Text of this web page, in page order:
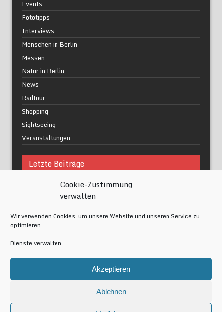
Cookie-Zustimmung
verwalten
Wir verwenden Cookies, um unsere Website und unseren Service zu
optimieren.
Dienste verwalten
Akzeptieren
Ablehnen
Events
Fototipps
Interviews
Menschen in Berlin
Messen
Natur in Berlin
News
Radtour
Shopping
Sightseeing
Veranstaltungen
Letzte Beiträge
Was macht urbane Lebensqualität wirklich aus?
Grüne Oasen in Berlin
Festival of Lights Berlin 2024
Gesund schlafen im modernen Alltag
WordPress.org